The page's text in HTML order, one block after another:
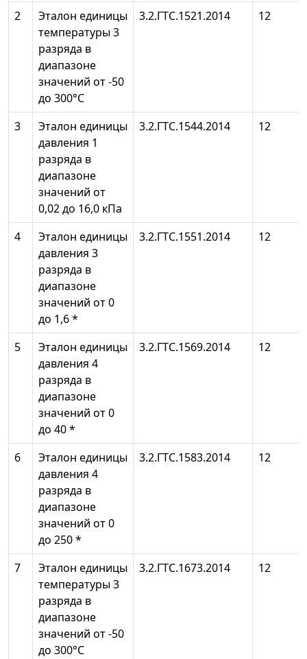
2
Эталон единицы
температуры 3
разряда в
диапазоне
значений от -50
до 300°С
3.2.ГТС.1521.2014 12
3
Эталон единицы
давления 1
разряда в
диапазоне
значений от
0,02 до 16,0 кПа
3.2.ГТС.1544.2014 12
4
Эталон единицы
давления 3
разряда в
диапазоне
значений от 0
до 1,6 *
3.2.ГТС.1551.2014 12
5
Эталон единицы
давления 4
разряда в
диапазоне
значений от 0
до 40 *
3.2.ГТС.1569.2014 12
6
Эталон единицы
давления 4
разряда в
диапазоне
значений от 0
до 250 *
3.2.ГТС.1583.2014 12
7
Эталон единицы
температуры 3
разряда в
диапазоне
значений от -50
до 300°С
3.2.ГТС.1673.2014 12